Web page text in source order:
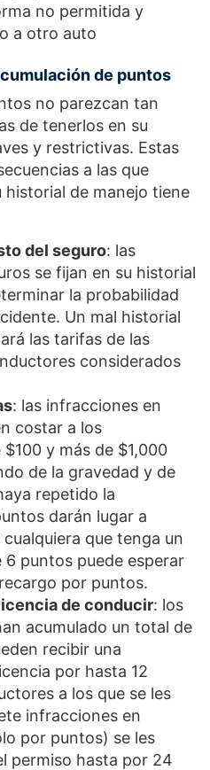
no permitida y
a otro auto
de puntos
no parezcan tan
de tenerlos en su
y restrictivas. Estas
a las que
historial de manejo tiene
del seguro: las
se fijan en su historial
la probabilidad
Un mal historial
las tarifas de las
considerados
: las infracciones en
costar a los
y más de $1,000
de la gravedad y de
repetido la
darán lugar a
que tenga un
6 puntos puede esperar
por puntos.
de conducir: los
acumulado un total de
recibir una
por hasta 12
a los que se les
infracciones en
por puntos) se les
permiso hasta por 24